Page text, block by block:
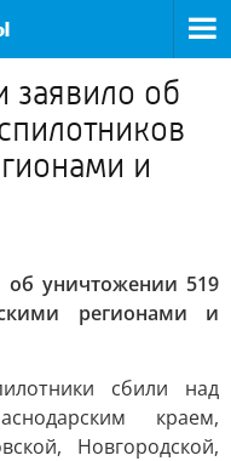
об
и
уничтожении 519
регионами и
сбили над
краем,
Новгородской,